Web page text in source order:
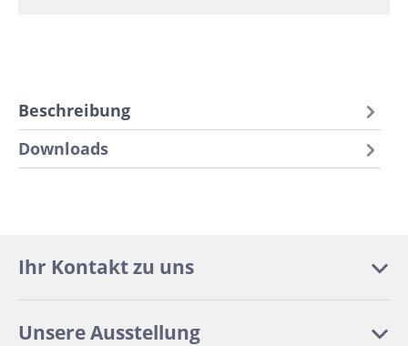
Beschreibung
Downloads
Ihr Kontakt zu uns
Unsere Ausstellung